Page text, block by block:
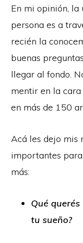
En mi opinión, la
persona es a
recién la
buenas
llegar al fondo.
mentir en la
en más de 150
Acá les dejo mis
importantes
más:
Qué
tu sueño?